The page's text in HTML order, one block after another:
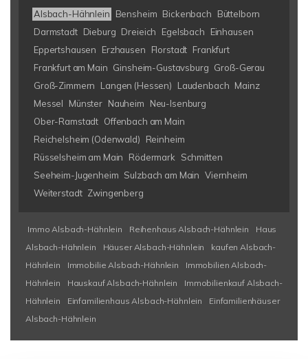
Alsbach-Hähnlein Bensheim Bickenbach
Büttelborn
Darmstadt Dieburg Dreieich Egelsbach
Einhausen
Eppertshausen
Erzhausen Florstadt Frankfurt
Frankfurt am Main Ginsheim-Gustavsburg Groß-Gerau
Groß-Zimmern
Langen (Hessen) Laudenbach Mainz
Messel
Münster Nauheim
Neu-Isenburg
Ober-Ramstadt Offenbach am Main
Reichelsheim (Odenwald)
Reinheim
Rüsselsheim am Main
Rödermark
Schmitten
Seeheim-Jugenheim Sulzbach am Main Viernheim
Weiterstadt Zwingenberg
Immo Alsbach-Hähnlein Reihenhaus Alsbach-Hähnlein
Haus
Alsbach-Hähnlein
Häuser Alsbach-Hähnlein
kaufen Alsbach-
Hähnlein
Immobilie Alsbach-Hähnlein
Immobilien Alsbach-
Hähnlein
Hauskauf Alsbach-Hähnlein
Immobilienkauf Alsbach-
Hähnlein
Einfamilienhaus Alsbach-Hähnlein
Einfamilienhäuser
Alsbach-Hähnlein